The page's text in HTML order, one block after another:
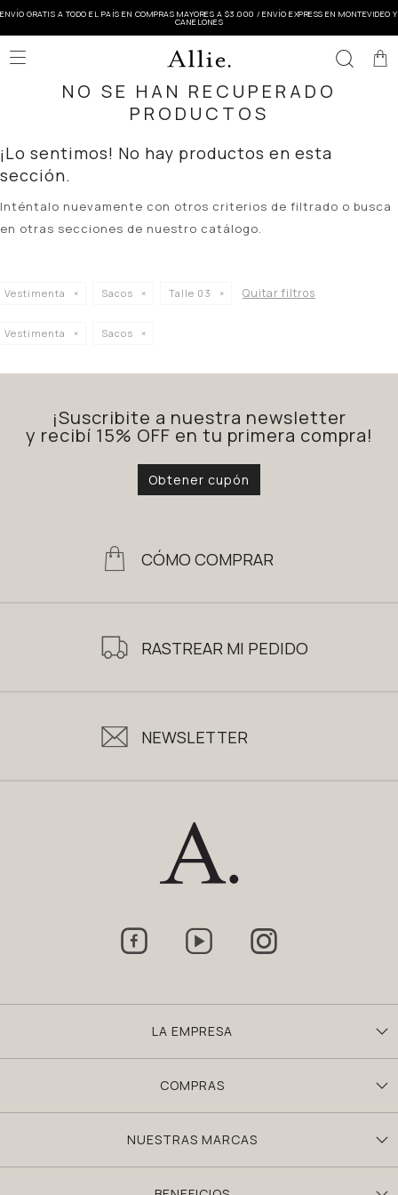
ENVÍO GRATIS A TODO EL PAÍS EN COMPRAS MAYORES A $3.000 / ENVÍO EXPRESS EN MONTEVIDEO Y
CANELONES

NO SE HAN RECUPERADO
PRODUCTOS
¡Lo sentimos! No hay productos en esta
sección.
Inténtalo nuevamente con otros criterios de filtrado o busca
en otras secciones de nuestro catálogo.
Vestimenta Sacos Talle 03 Quitar filtros
Vestimenta Sacos
¡Suscribite a nuestra newsletter
y recibí 15% OFF en tu primera compra!
Obtener cupón
CÓMO COMPRAR
RASTREAR MI PEDIDO
NEWSLETTER
LA EMPRESA
COMPRAS
NUESTRAS MARCAS
  